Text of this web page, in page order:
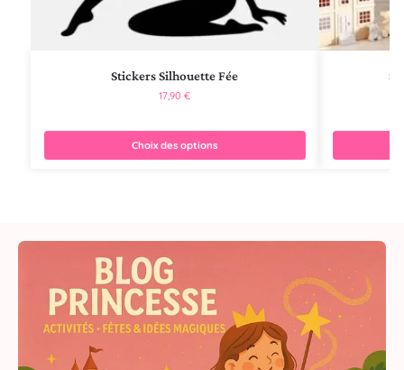
Stickers Silhouette Fée
17,90€
Choix des options